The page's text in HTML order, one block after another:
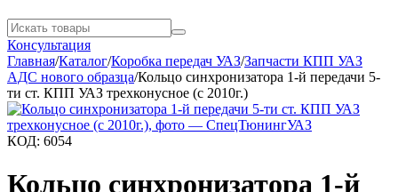
Консультация
Главная/Каталог/Коробка передач УАЗ/Запчасти КПП УАЗ
АДС нового образца/Кольцо синхронизатора 1-й передачи 5-
ти ст. КПП УАЗ трехконусное (с 2010г.)
КОД: 6054
Кольцо синхронизатора 1-й